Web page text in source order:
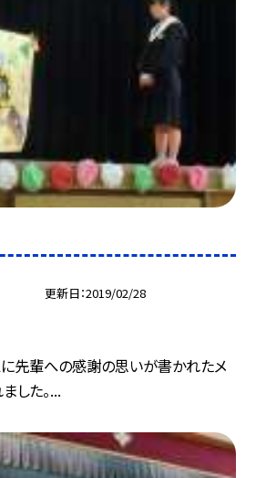
更新日 2019/02/28
先輩への感謝の思いが書かれたメ
した。...